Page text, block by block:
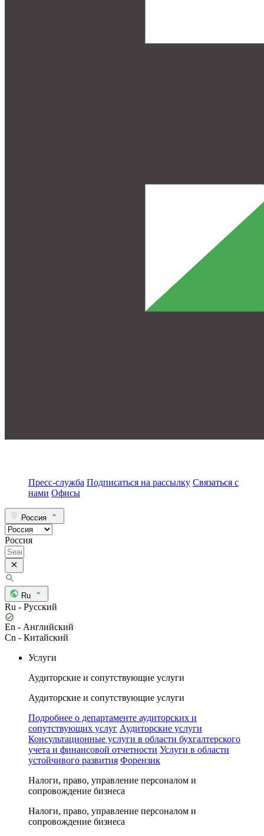
Пресс-служба Подписаться на рассылку Связаться с
нами Офисы
Россия
Россия
Ru
Ru - Русский
En - Английский
Cn - Китайский
Услуги
Аудиторские и сопутствующие услуги
Аудиторские и сопутствующие услуги
Подробнее о департаменте аудиторских и
сопутствующих услуг Аудиторские услуги
Консультационные услуги в области бухгалтерского
учета и финансовой отчетности Услуги в области
устойчивого развития Форензик
Налоги, право, управление персоналом и
сопровождение бизнеса
Налоги, право, управление персоналом и
сопровождение бизнеса